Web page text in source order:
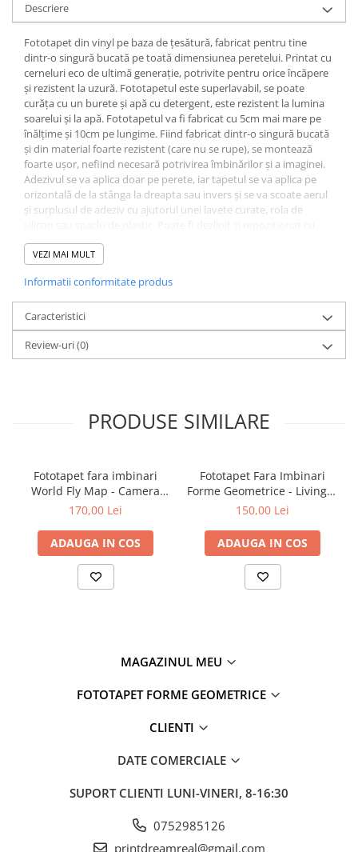
Descriere
Fototapet din vinyl pe baza de țesătură, fabricat pentru tine
dintr-o singură bucată pe toată dimensiunea peretelui. Printat cu
cerneluri eco de ultimă generație, potrivite pentru orice încăpere
și rezistent la uzură. Fototapetul este superlavabil, se poate
curăța cu un burete și apă cu detergent, este rezistent la lumina
soarelui și la apă. Fototapetul va fi fabricat cu 5cm mai mare pe
înălțime și 10cm pe lungime. Fiind fabricat dintr-o singură bucată
și din material foarte rezistent (care nu se rupe), se montează
foarte ușor, nefiind necesară potrivirea îmbinărilor și a imaginei.
Adezivul se va aplica doar pe perete, iar tapetul se va aplica pe
orizontală de la stânga la dreapta sau invers și se va scoate aerul
și surplusul de adeziv cu ajutorul unei lavete curate, rola de
ușurință fără a risca ruperea. Adezivul este inclus și va însoți
tapetul. La fel se poate folosi adeziv pastă la găleată, pentru tapet
expediat intr-un tub de carton care ii va asigura protectia la
livrare.
VEZI MAI MULT
Informatii conformitate produs
Caracteristici
Review-uri(0)
PRODUSE SIMILARE
Fototapet fara imbinari
World Fly Map - Camera
Copilului
170,00 Lei
ADAUGA IN COS
Fototapet Fara Imbinari
Forme Geometrice - Living &
Dormitor
150,00 Lei
ADAUGA IN COS
MAGAZINUL MEU
FOTOTAPET FORME GEOMETRICE
CLIENTI
DATE COMERCIALE
SUPORT CLIENTI LUNI-VINERI, 8-16:30
0752985126
printdreamreal@gmail.com